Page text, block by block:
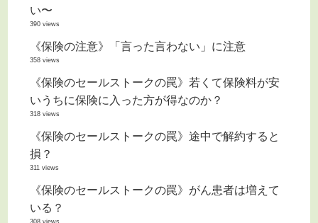
い〜
390 views
《保険の注意》「言った言わない」に注意
358 views
《保険のセールストークの罠》若くて保険料が安
いうちに保険に入った方が得なのか？
318 views
《保険のセールストークの罠》途中で解約すると
損？
311 views
《保険のセールストークの罠》がん患者は増えて
いる？
308 views